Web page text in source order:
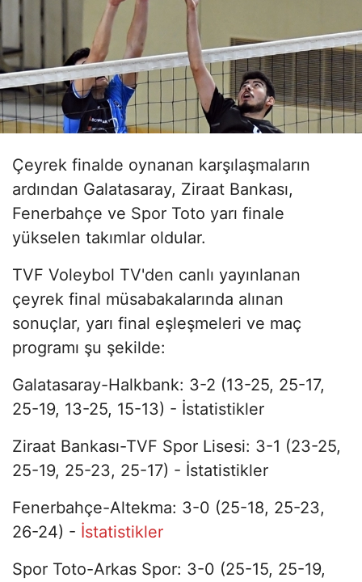
Çeyrek finalde oynanan karşılaşmaların
ardından Galatasaray, Ziraat Bankası,
Fenerbahçe ve Spor Toto yarı finale
yükselen takımlar oldular.
TVF Voleybol TV'den canlı yayınlanan
çeyrek final müsabakalarında alınan
sonuçlar, yarı final eşleşmeleri ve maç
programı şu şekilde:
Galatasaray-Halkbank: 3-2 (13-25, 25-17,
25-19, 13-25, 15-13) - İstatistikler
Ziraat Bankası-TVF Spor Lisesi: 3-1 (23-25,
25-19, 25-23, 25-17) - İstatistikler
Fenerbahçe-Altekma: 3-0 (25-18, 25-23,
26-24) - İstatistikler
Spor Toto-Arkas Spor: 3-0 (25-15, 25-19,